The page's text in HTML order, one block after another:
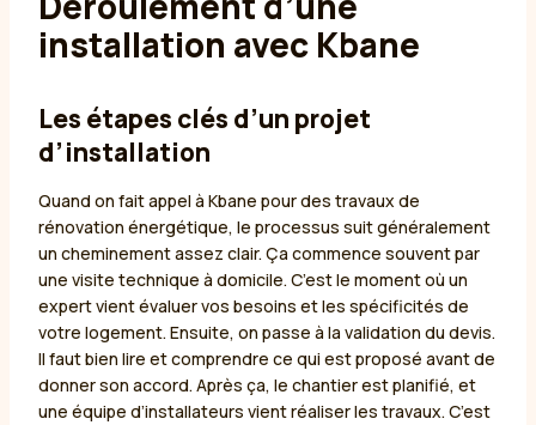
installation avec Kbane
Les étapes clés d’un projet
d’installation
Quand on fait appel à Kbane pour des travaux de
rénovation énergétique, le processus suit généralement
un cheminement assez clair. Ça commence souvent par
une visite technique à domicile. C’est le moment où un
expert vient évaluer vos besoins et les spécificités de
votre logement. Ensuite, on passe à la validation du devis.
Il faut bien lire et comprendre ce qui est proposé avant de
donner son accord. Après ça, le chantier est planifié, et
une équipe d’installateurs vient réaliser les travaux. C’est